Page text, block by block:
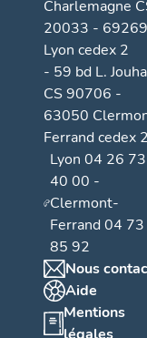
Charlemagne
20033 - 69269
Lyon cedex 2
- 59 bd L.
CS 90706 -
63050
Ferrand cedex 2
Lyon 04 26 73
40 00 -
Clermont-
Ferrand 04
85 92
Nous
Aide
Mentions